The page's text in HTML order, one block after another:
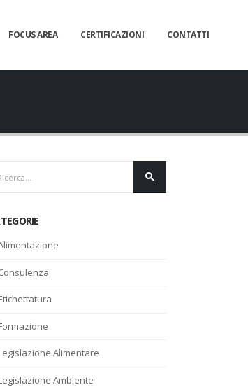
FOCUS AREA CERTIFICAZIONI CONTATTI
Alimentare
Ambiente